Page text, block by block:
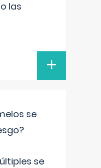
las
+
se
se